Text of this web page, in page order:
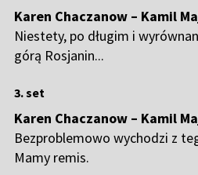
Karen Chaczanow – Kamil
Niestety, po długim i
górą Rosjanin...
3. set
Karen Chaczanow – Kamil
Bezproblemowo wychodzi z
Mamy remis.